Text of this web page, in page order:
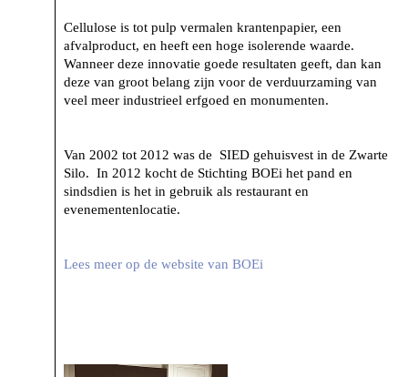
Cellulose is tot pulp vermalen krantenpapier, een
afvalproduct, en heeft een hoge isolerende waarde.
Wanneer deze innovatie goede resultaten geeft, dan kan
deze van groot belang zijn voor de verduurzaming van
veel meer industrieel erfgoed en monumenten.
Van 2002 tot 2012 was de SIED gehuisvest in de Zwarte
Silo. In 2012 kocht de Stichting BOEi het pand en
sindsdien is het in gebruik als restaurant en
evenementenlocatie.
Lees meer op de website van BOEi